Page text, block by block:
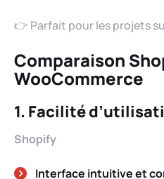
👉 Parfait pour les projets
Comparaison
WooCommerce
1. Facilité
Shopify
Interface intuitive et